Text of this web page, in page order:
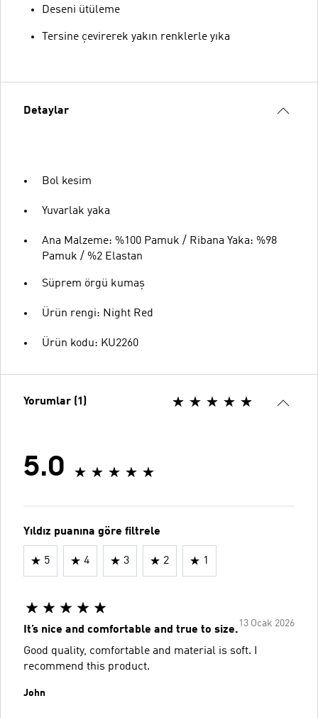
Deseni ütüleme
Tersine çevirerek yakın renklerle yıka
Detaylar
Bol kesim
Yuvarlak yaka
Ana Malzeme: %100 Pamuk / Ribana Yaka: %98
Pamuk / %2 Elastan
Süprem örgü kumaş
Ürün rengi: Night Red
Ürün kodu: KU2260
Yorumlar (1)
5.0
Yıldız puanına göre filtrele
5 4 3 2 1
13 Ocak 2026
It’s nice and comfortable and true to size.
Good quality, comfortable and material is soft. I
recommend this product.
John